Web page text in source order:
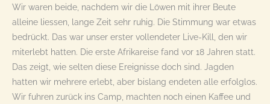
Wir waren beide, nachdem wir die Löwen mit ihrer Beute
alleine liessen, lange Zeit sehr ruhig. Die Stimmung war etwas
bedrückt. Das war unser erster vollendeter Live-Kill, den wir
miterlebt hatten. Die erste Afrikareise fand vor 18 Jahren statt.
Das zeigt, wie selten diese Ereignisse doch sind. Jagden
hatten wir mehrere erlebt, aber bislang endeten alle erfolglos.
Wir fuhren zurück ins Camp, machten noch einen Kaffee und